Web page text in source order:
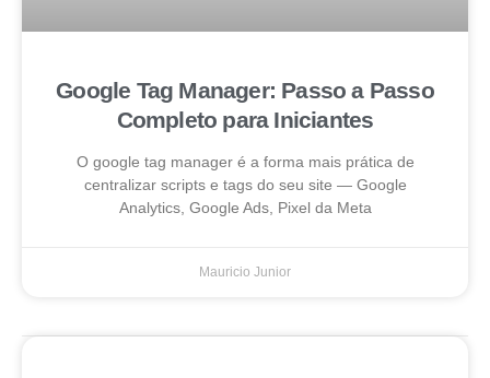
Google Tag Manager: Passo a Passo
Completo para Iniciantes
O google tag manager é a forma mais prática de
centralizar scripts e tags do seu site — Google
Analytics, Google Ads, Pixel da Meta
Mauricio Junior